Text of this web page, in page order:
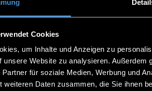
Cookies
um Inhalte und Anzeigen zu
unsere Website zu analysieren.
für soziale Medien, Werbung und
weiteren Daten zusammen, die Sie ihnen
TEACHING